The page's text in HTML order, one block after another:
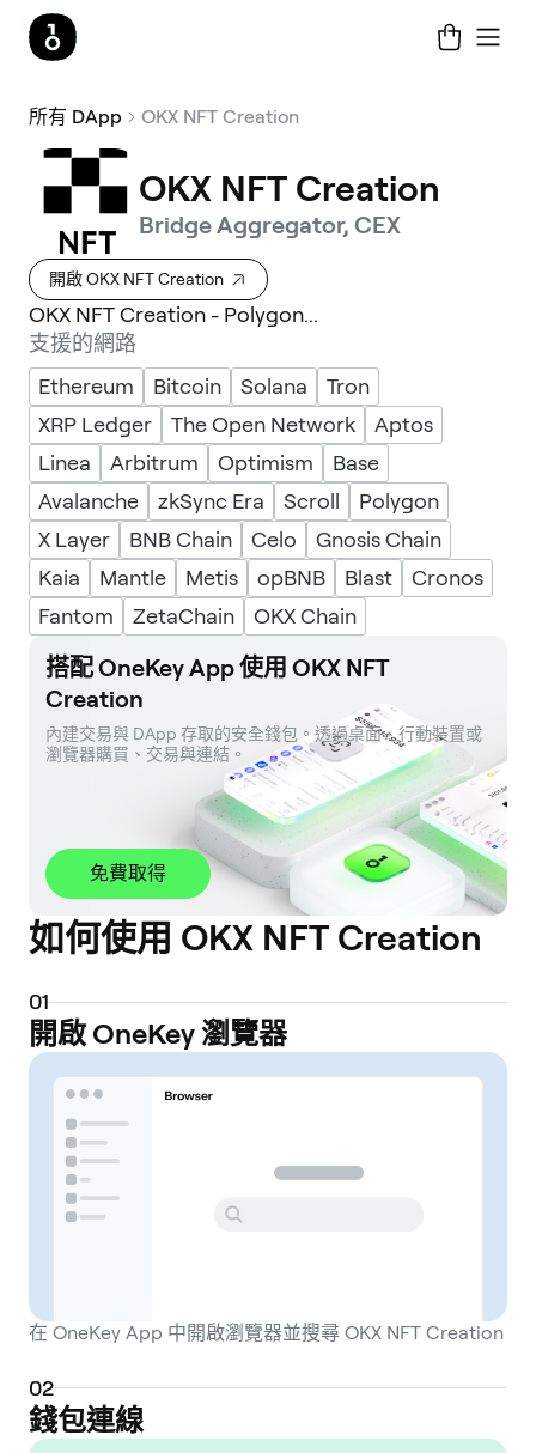
所有 DApp OKX NFT Creation
OKX NFT Creation
Bridge Aggregator, CEX
開啟 OKX NFT Creation
OKX NFT Creation - Polygon...
支援的網路
Ethereum
Bitcoin Solana
Tron
XRP Ledger
The Open Network
Aptos
Linea
Arbitrum Optimism
Base
Avalanche
zkSync Era Scroll
Polygon
X Layer
BNB Chain Celo
Gnosis Chain
Kaia
Mantle Metis opBNB Blast
Cronos
Fantom
ZetaChain OKX Chain
搭配 OneKey App 使用 OKX NFT
Creation
內建交易與 DApp 存取的安全錢包。透過桌面、行動裝置或
瀏覽器購買、交易與連結。
免費取得
如何使用 OKX NFT Creation
01
開啟 OneKey 瀏覽器
在 OneKey App 中開啟瀏覽器並搜尋 OKX NFT Creation
02
錢包連線